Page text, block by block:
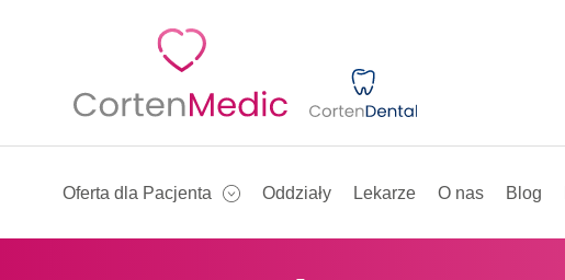
Oferta dla Pacjenta Oddziały Lekarze O nas Blog